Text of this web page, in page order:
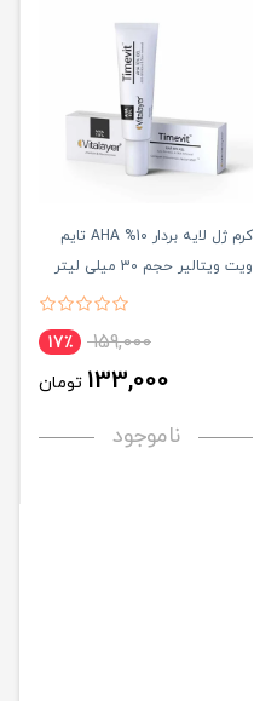
كرم ژل لايه بردار 10% AHA تایم
ویت ویتالیر حجم 30 میلی لیتر
159,000 17٪
133,000 تومان
ناموجود